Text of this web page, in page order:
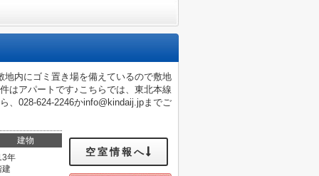
内にゴミ置き場を備えているので敷地
はアパートです♪こちらでは、東北本線
、028-624-2246かinfo@kindaij.jpまでご
建物
年
建
空室情報へ